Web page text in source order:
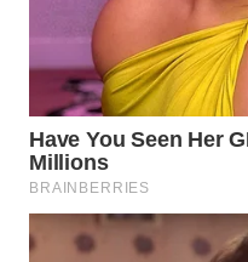
TAPANULI
SELATAN
WN
TANJUNG
LESUNG
WN
KARO